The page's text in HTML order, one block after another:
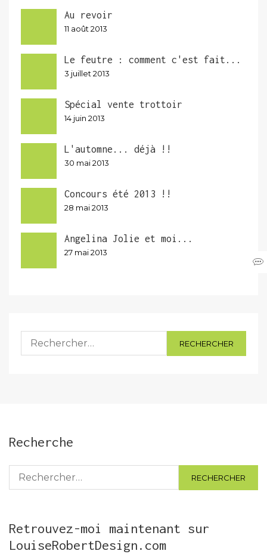
Au revoir
11 août 2013
Le feutre : comment c'est fait...
3 juillet 2013
Spécial vente trottoir
14 juin 2013
L'automne... déjà !!
30 mai 2013
Concours été 2013 !!
28 mai 2013
Angelina Jolie et moi...
27 mai 2013
Rechercher :
Recherche
Rechercher :
Retrouvez-moi maintenant sur
LouiseRobertDesign.com